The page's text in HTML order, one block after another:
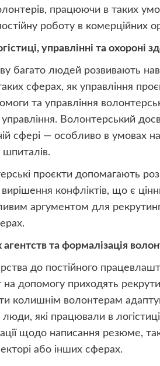
працюючи в таких
роботу в комерційних
управлінні та охороні
багато людей розвивають
сферах, як управління
та управління
Волонтерський
сфері — особливо в умовах
шпиталів.
проєкти допомагають
конфліктів, що є
аргументом для
та формалізація
до постійного
допомогу приходять
колишнім волонтерам
які працювали в
щодо написання резюме,
або інших сферах.